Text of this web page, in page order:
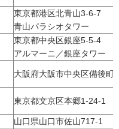
東京都港区北青山3-6-7
青山パラシオタワー
東京都中央区銀座5-5-4
アルマーニ／銀座タワー
大阪府大阪市中央区備後町
東京都文京区本郷1-24-1
山口県山口市佐山717-1